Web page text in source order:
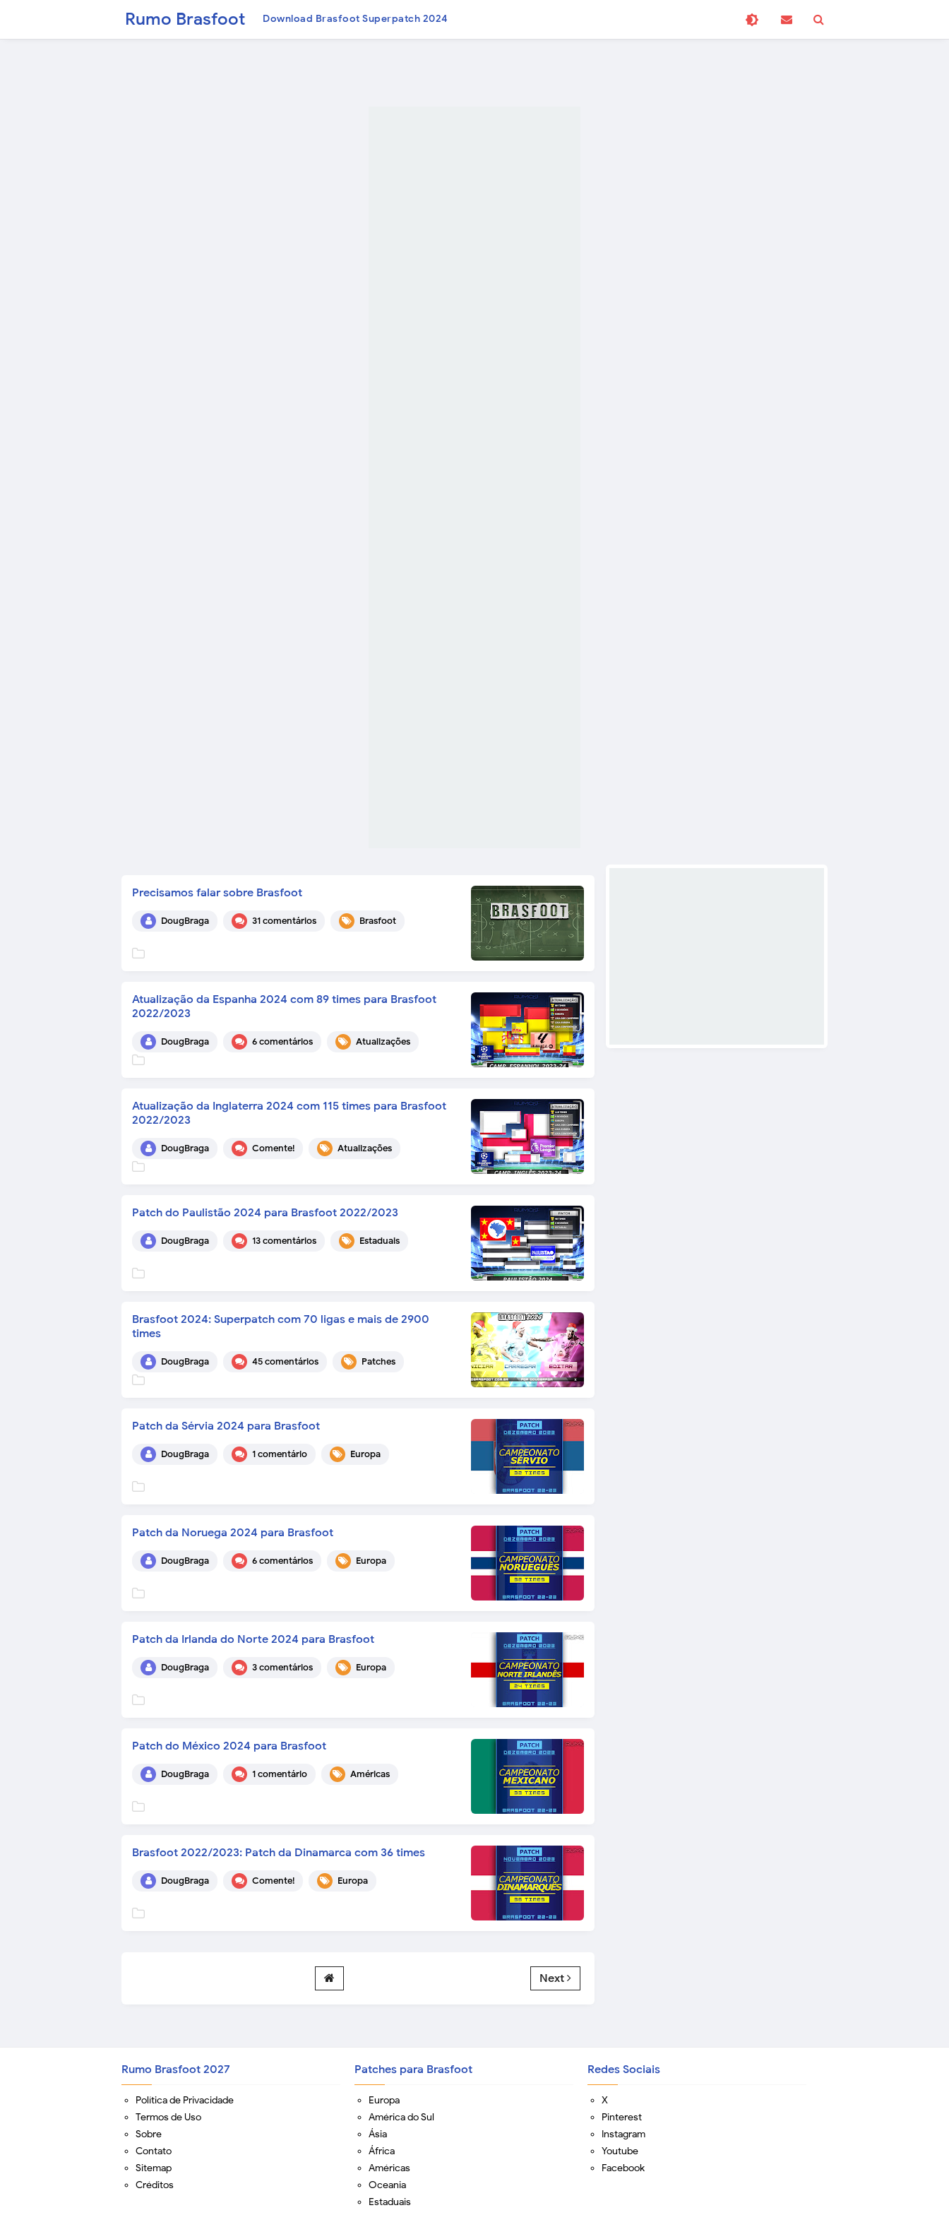
Rumo Brasfoot Download Brasfoot Superpatch 2024
Precisamos falar sobre Brasfoot
DougBraga 31 comentários Brasfoot
Atualização da Espanha 2024 com 89 times para Brasfoot
2022/2023
DougBraga 6 comentários Atualizações
Atualização da Inglaterra 2024 com 115 times para Brasfoot
2022/2023
DougBraga Comente! Atualizações
Patch do Paulistão 2024 para Brasfoot 2022/2023
DougBraga 13 comentários Estaduais
Brasfoot 2024: Superpatch com 70 ligas e mais de 2900
times
DougBraga 45 comentários Patches
Patch da Sérvia 2024 para Brasfoot
DougBraga 1 comentário Europa
Patch da Noruega 2024 para Brasfoot
DougBraga 6 comentários Europa
Patch da Irlanda do Norte 2024 para Brasfoot
DougBraga 3 comentários Europa
Patch do México 2024 para Brasfoot
DougBraga 1 comentário Américas
Brasfoot 2022/2023: Patch da Dinamarca com 36 times
DougBraga Comente! Europa
Next
Rumo Brasfoot 2027
Política de Privacidade
Termos de Uso
Sobre
Contato
Sitemap
Créditos
Patches para Brasfoot
Europa
América do Sul
Ásia
África
Américas
Oceania
Estaduais
Redes Sociais
X
Pinterest
Instagram
Youtube
Facebook